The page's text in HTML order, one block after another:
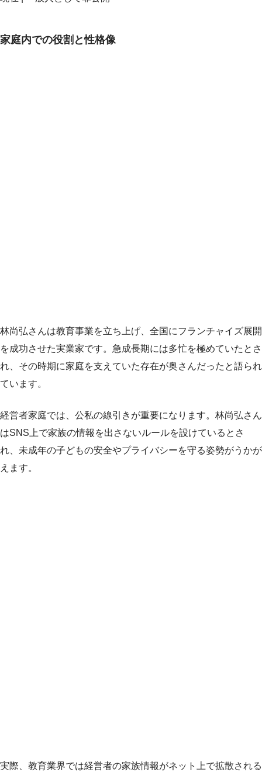
家庭内での役割と性格像
林尚弘さんは教育事業を立ち上げ、全国にフランチャイズ展開
を成功させた実業家です。急成長期には多忙を極めていたとさ
れ、その時期に家庭を支えていた存在が奥さんだったと語られ
ています。
経営者家庭では、公私の線引きが重要になります。林尚弘さん
はSNS上で家族の情報を出さないルールを設けているとさ
れ、未成年の子どもの安全やプライバシーを守る姿勢がうかが
えます。
実際、教育業界では経営者の家族情報がネット上で拡散される